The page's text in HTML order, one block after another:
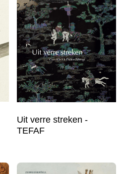
Uit verre streken -
TEFAF